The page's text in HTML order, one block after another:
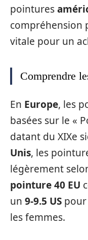
pointures
compréhension
vitale pour un
Comprendre
En Europe, les
basées sur le «
datant du XIXe
Unis, les
légèrement
pointure 40 EU
un 9-9.5 US
les femmes.